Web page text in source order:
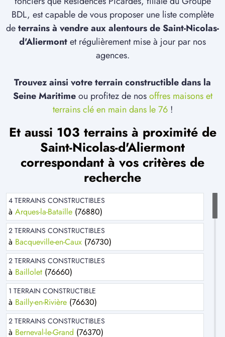
BDL, est capable de vous proposer une liste complète
deterrains à vendre aux alentours de Saint-Nicolas-
d'Aliermontet régulièrement mise à jour par nos
agences.
Trouvez ainsi votre terrain constructible dans la
Seine Maritimeou profitez de nosoffres maisons et
terrains clé en main dans le 76!
Et aussi 103 terrains à proximité de
Saint-Nicolas-d'Aliermont
correspondant à vos critères de
recherche
4 TERRAINS CONSTRUCTIBLES
à Arques-la-Bataille (76880)
2 TERRAINS CONSTRUCTIBLES
à Bacqueville-en-Caux (76730)
2 TERRAINS CONSTRUCTIBLES
à Baillolet (76660)
1 TERRAIN CONSTRUCTIBLE
à Bailly-en-Rivière (76630)
2 TERRAINS CONSTRUCTIBLES
à Berneval-le-Grand (76370)